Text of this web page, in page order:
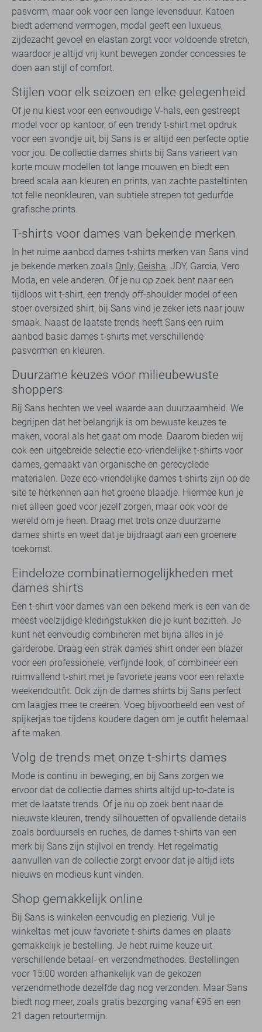
pasvorm, maar ook voor een lange levensduur. Katoen
biedt ademend vermogen, modal geeft een luxueus,
zijdezacht gevoel en elastan zorgt voor voldoende stretch,
waardoor je altijd vrij kunt bewegen zonder concessies te
doen aan stijl of comfort.
Stijlen voor elk seizoen en elke gelegenheid
Of je nu kiest voor een eenvoudige V-hals, een gestreept
model voor op kantoor, of een trendy t-shirt met opdruk
voor een avondje uit, bij Sans is er altijd een perfecte optie
voor jou. De collectie dames shirts bij Sans varieert van
korte mouw modellen tot lange mouwen en biedt een
breed scala aan kleuren en prints, van zachte pasteltinten
tot felle neonkleuren, van subtiele strepen tot gedurfde
grafische prints.
T-shirts voor dames van bekende merken
In het ruime aanbod dames t-shirts merken van Sans vind
je bekende merken zoals Only, Geisha, JDY, Garcia, Vero
Moda, en vele anderen. Of je nu op zoek bent naar een
tijdloos wit t-shirt, een trendy off-shoulder model of een
stoer oversized shirt, bij Sans vind je zeker iets naar jouw
smaak. Naast de laatste trends heeft Sans een ruim
aanbod basic dames t-shirts met verschillende
pasvormen en kleuren.
Duurzame keuzes voor milieubewuste
shoppers
Bij Sans hechten we veel waarde aan duurzaamheid. We
begrijpen dat het belangrijk is om bewuste keuzes te
maken, vooral als het gaat om mode. Daarom bieden wij
ook een uitgebreide selectie eco-vriendelijke t-shirts voor
dames, gemaakt van organische en gerecyclede
materialen. Deze eco-vriendelijke dames t-shirts zijn op de
site te herkennen aan het groene blaadje. Hiermee kun je
niet alleen goed voor jezelf zorgen, maar ook voor de
wereld om je heen. Draag met trots onze duurzame
dames shirts en weet dat je bijdraagt aan een groenere
toekomst.
Eindeloze combinatiemogelijkheden met
dames shirts
Een t-shirt voor dames van een bekend merk is een van de
meest veelzijdige kledingstukken die je kunt bezitten. Je
kunt het eenvoudig combineren met bijna alles in je
garderobe. Draag een strak dames shirt onder een blazer
voor een professionele, verfijnde look, of combineer een
ruimvallend t-shirt met je favoriete jeans voor een relaxte
weekendoutfit. Ook zijn de dames shirts bij Sans perfect
om laagjes mee te creëren. Voeg bijvoorbeeld een vest of
spijkerjas toe tijdens koudere dagen om je outfit helemaal
af te maken.
Volg de trends met onze t-shirts dames
Mode is continu in beweging, en bij Sans zorgen we
ervoor dat de collectie dames shirts altijd up-to-date is
met de laatste trends. Of je nu op zoek bent naar de
nieuwste kleuren, trendy silhouetten of opvallende details
zoals borduursels en ruches, de dames t-shirts van een
merk bij Sans zijn stijlvol en trendy. Het regelmatig
aanvullen van de collectie zorgt ervoor dat je altijd iets
nieuws en modieus kunt vinden.
Shop gemakkelijk online
Bij Sans is winkelen eenvoudig en plezierig. Vul je
winkeltas met jouw favoriete t-shirts dames en plaats
gemakkelijk je bestelling. Je hebt ruime keuze uit
verschillende betaal- en verzendmethodes. Bestellingen
voor 15:00 worden afhankelijk van de gekozen
verzendmethode dezelfde dag nog verzonden. Maar Sans
biedt nog meer, zoals gratis bezorging vanaf €95 en een
21 dagen retourtermijn.